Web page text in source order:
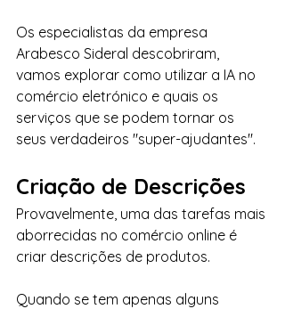
Os especialistas da empresa
Arabesco Sideral descobriram,
vamos explorar como utilizar a IA no
comércio eletrónico e quais os
serviços que se podem tornar os
seus verdadeiros "super-ajudantes".
Criação de Descrições
Provavelmente, uma das tarefas mais
aborrecidas no comércio online é
criar descrições de produtos.
Quando se tem apenas alguns